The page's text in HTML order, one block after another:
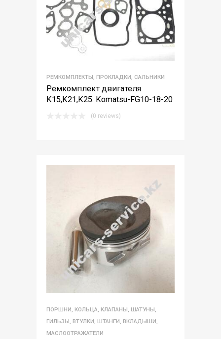
РЕМКОМПЛЕКТЫ, ПРОКЛАДКИ, САЛЬНИКИ
Ремкомплект двигателя
K15,K21,K25. Komatsu-FG10-18-20
(0 reviews)
ПОРШНИ, КОЛЬЦА, КЛАПАНЫ, ШАТУНЫ,
ГИЛЬЗЫ, ВТУЛКИ, ШТАНГИ, ВКЛАДЫШИ,
МАСЛООТРАЖАТЕЛИ